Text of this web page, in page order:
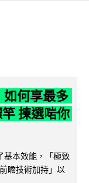
何享最多
揀選啱你
基本效能，「極致
瞻技術加持」以